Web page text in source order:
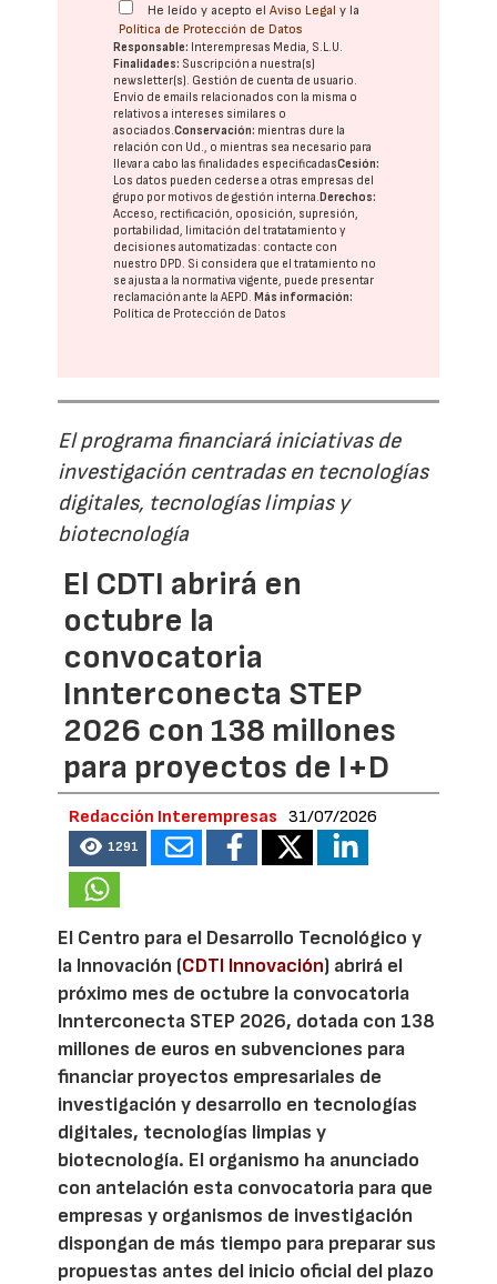
He leído y acepto elAviso Legal y la
Política de Protección de Datos
Responsable: Interempresas Media, S.L.U.
Finalidades: Suscripción a nuestra(s)
newsletter(s). Gestión de cuenta de usuario.
Envío de emails relacionados con la misma o
relativos a intereses similares o
asociados.Conservación: mientras dure la
relación con Ud., o mientras sea necesario para
llevar a cabo las finalidades especificadasCesión:
Los datos pueden cederse a otras empresas del
grupo por motivos de gestión interna.Derechos:
Acceso, rectificación, oposición, supresión,
portabilidad, limitación del tratatamiento y
decisiones automatizadas: contacte con
nuestro DPD. Si considera que el tratamiento no
se ajusta a la normativa vigente, puede presentar
reclamación ante laAEPD.Más información:
Política de Protección de Datos
El programa financiará iniciativas de
investigación centradas en tecnologías
digitales, tecnologías limpias y
biotecnología
El CDTI abrirá en
octubre la
convocatoria
Innterconecta STEP
2026 con 138 millones
para proyectos de I+D
Redacción Interempresas 31/07/2026
1291
El Centro para el Desarrollo Tecnológico y
la Innovación (CDTI Innovación) abrirá el
próximo mes de octubre la convocatoria
Innterconecta STEP 2026, dotada con 138
millones de euros en subvenciones para
financiar proyectos empresariales de
investigación y desarrollo en tecnologías
digitales, tecnologías limpias y
biotecnología. El organismo ha anunciado
con antelación esta convocatoria para que
empresas y organismos de investigación
dispongan de más tiempo para preparar sus
propuestas antes del inicio oficial del plazo